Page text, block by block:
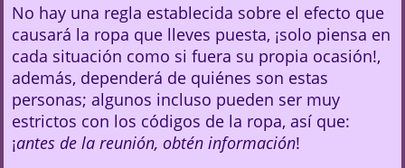
No hay una regla establecida sobre el efecto que
causará la ropa que lleves puesta, ¡solo piensa en
cada situación como si fuera su propia ocasión!,
además, dependerá de quiénes son estas
personas; algunos incluso pueden ser muy
estrictos con los códigos de la ropa, así que:
¡antes de la reunión, obtén información!